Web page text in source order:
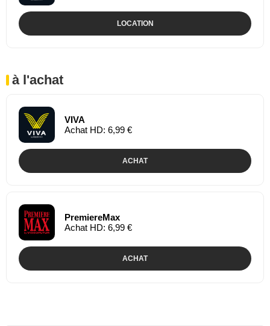
LOCATION
à l'achat
VIVA
Achat HD: 6,99 €
ACHAT
PremiereMax
Achat HD: 6,99 €
ACHAT